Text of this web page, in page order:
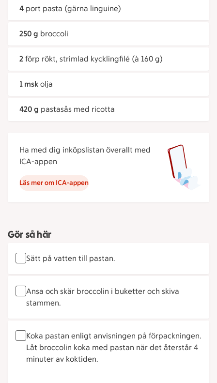
4 port pasta (gärna linguine)
250 g broccoli
2 förp rökt, strimlad kycklingfilé (à 160 g)
1 msk olja
420 g pastasås med ricotta
Ha med dig inköpslistan överallt med
ICA-appen
Läs mer om ICA-appen
Gör så här
Sätt på vatten till pastan.
Ansa och skär broccolin i buketter och skiva
stammen.
Koka pastan enligt anvisningen på förpackningen.
Låt broccolin koka med pastan när det återstår 4
minuter av koktiden.